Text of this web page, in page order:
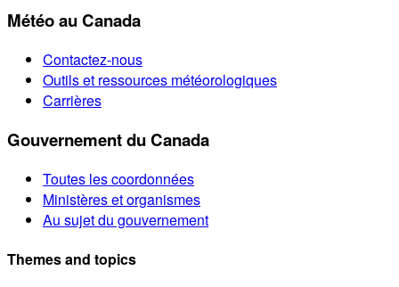
Météo au Canada
Contactez-nous
Outils et ressources météorologiques
Carrières
Gouvernement du Canada
Toutes les coordonnées
Ministères et organismes
Au sujet du gouvernement
Themes and topics